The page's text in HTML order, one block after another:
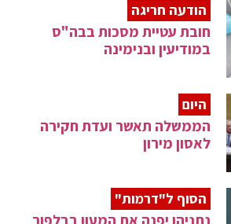
הודעה חריגה
חובת עטיית מסכות בבה"ס
במודיעין ובנימינה
היום
הממשלה תאשר ועדת חקירה
לאסון מירון
הסוף ל"דרמות"